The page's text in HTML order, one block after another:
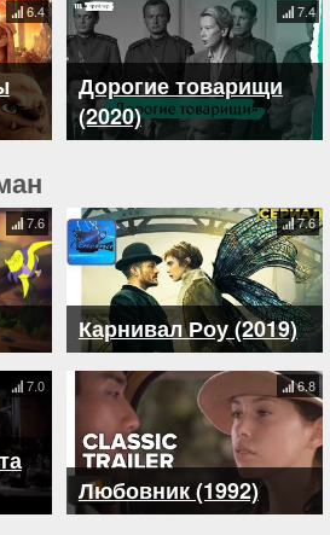
6.4
Дорогие товарищи
(2020)
7.4
7.6
Карнивал Роу (2019)
7.6
7.0
Любовник (1992)
6.8